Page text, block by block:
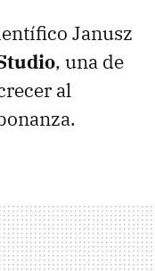
Janusz
, una de
al